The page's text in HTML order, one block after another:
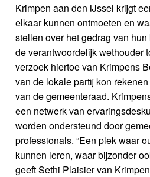
Krimpen aan den IJssel krijgt
elkaar kunnen ontmoeten en
stellen over het gedrag van
de verantwoordelijk wethouder
verzoek hiertoe van Krimpens
van de lokale partij kon
van de gemeenteraad.
een netwerk van
worden ondersteund door
professionals. “Een plek waar
kunnen leren, waar bijzonder
geeft Sethi Plaisier van